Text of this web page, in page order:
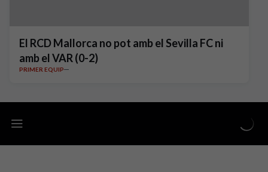
El RCD Mallorca no pot amb el Sevilla FC ni
amb el VAR (0-2)
PRIMER EQUIP